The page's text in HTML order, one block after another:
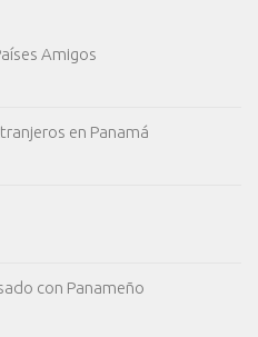
Amigos
en Panamá
con Panameño